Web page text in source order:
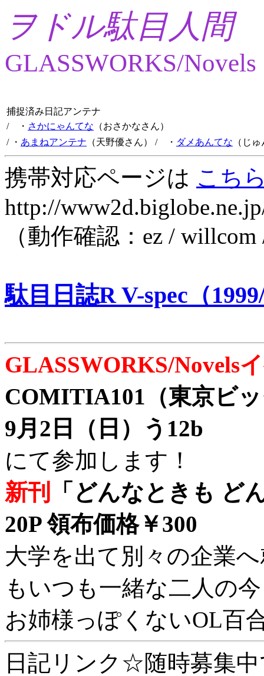
ヲドル駄目人間
GLASSWORKS/Novels
捕捉済み日記アンテナ
/ ・ さかにゃんてな （おさかなさん）
/ ・ あまねアンテナ （天野優さん） / ・ ダメあんてな （じ
携帯対応ページは こち
http://
（動作確認：ez /
駄目日誌R V-spec（
GLASSWORKS/Novels
COMITIA101（東京ビ
9月2日（日）う12b
にて参加します！
新刊
「どんなときも ど
20P 領布価格￥300
大学を出て別々の企業
もいつも一緒な二人の
お姉様っぽくないOL百
日記リンク☆随時募集